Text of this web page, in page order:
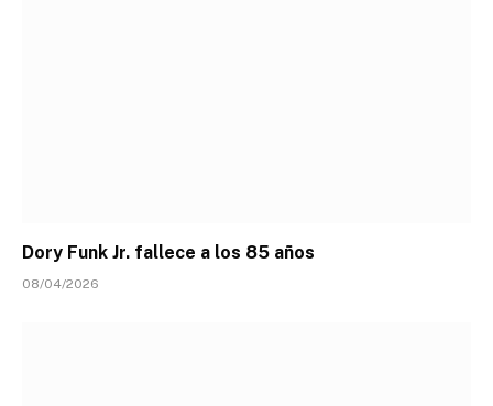
Dory Funk Jr. fallece a los 85 años
08/04/2026